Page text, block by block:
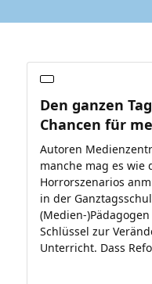
Den ganzen
Chancen für
Autoren
manche mag es wie
Horrorszenarios
in der
(Medien-
Schlüssel zur
Unterricht. Dass